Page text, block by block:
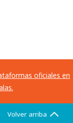
oficiales en
Volver arriba